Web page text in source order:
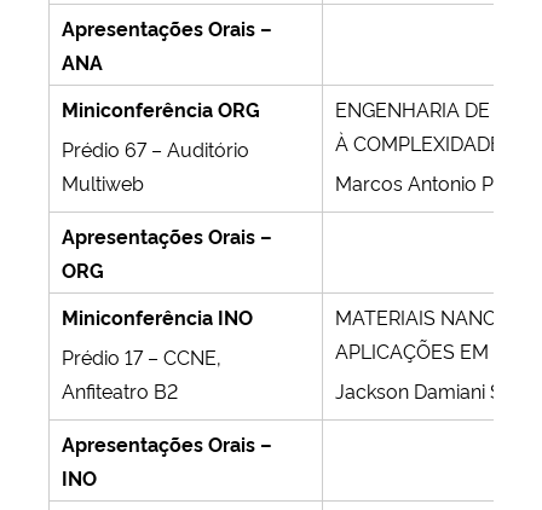
Apresentações Orais –
ANA
Miniconferência ORG
Prédio 67 – Auditório
Multiweb
ENGENHARIA DE
À COMPLEXIDADE
Marcos Antonio Pinto
Apresentações Orais –
ORG
Miniconferência INO
Prédio 17 – CCNE,
Anfiteatro B2
MATERIAIS
APLICAÇÕES EM
Jackson Damiani
Apresentações Orais –
INO